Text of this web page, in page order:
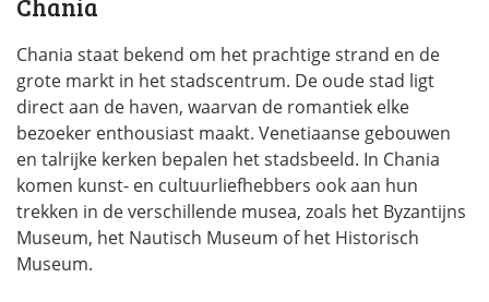
Chania
Chania staat bekend om het prachtige strand en de
grote markt in het stadscentrum. De oude stad ligt
direct aan de haven, waarvan de romantiek elke
bezoeker enthousiast maakt. Venetiaanse gebouwen
en talrijke kerken bepalen het stadsbeeld. In Chania
komen kunst- en cultuurliefhebbers ook aan hun
trekken in de verschillende musea, zoals het Byzantijns
Museum, het Nautisch Museum of het Historisch
Museum.